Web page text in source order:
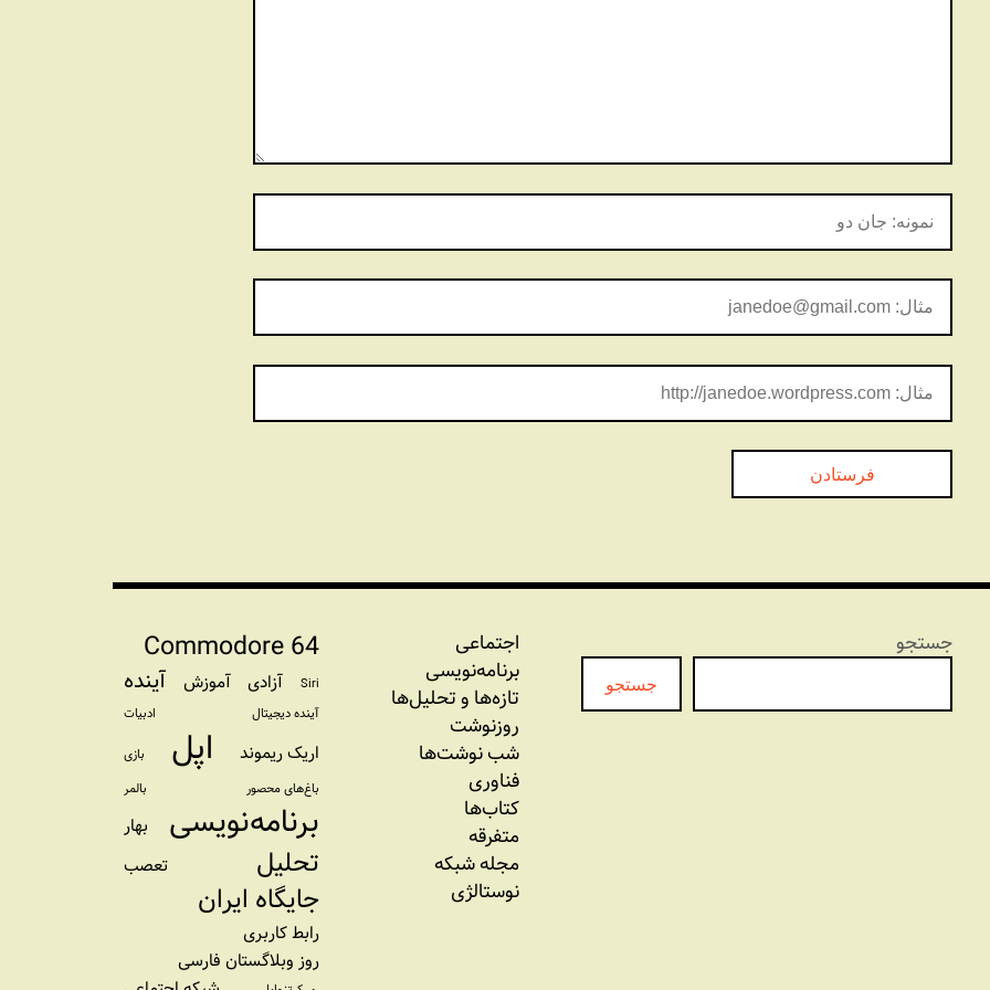
جستجو
جستجو
اجتماعی
برنامه‏‌نویسی
تازه‌‌ها و تحلیل‌ها
روزنوشت
شب نوشت‌ها
فناوری
کتاب‌ها
متفرقه
مجله شبکه
نوستالژی
Commodore 64
Siri آزادی آموزش آینده
آینده دیجیتال ادبیات
اریک ریموند اپل
بازی
باغ‌های محصور
بالمر
برنامه‌نویسی بهار
تحلیل تعصب
جایگاه ایران
رابط کاربری
روز وبلاگستان فارسی